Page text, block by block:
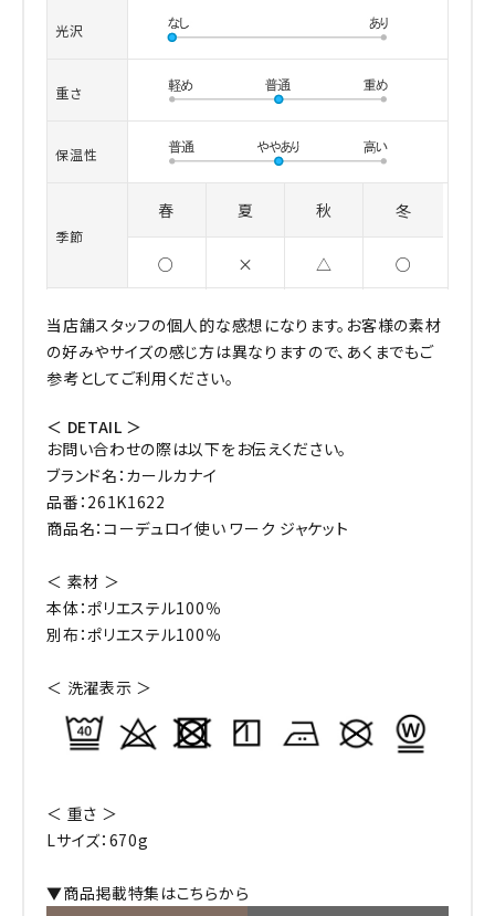
光沢
重さ
保温性
季節
春 夏 秋 冬
○ × △ ○
当店舗スタッフの個人的な感想になります。お客様の素材
の好みやサイズの感じ方は異なりますので、あくまでもご
参考としてご利用ください。
＜ DETAIL ＞
お問い合わせの際は以下をお伝えください。
ブランド名：カールカナイ
品番：261K1622
商品名：コーデュロイ使い ワーク ジャケット
＜ 素材 ＞
本体：ポリエステル100％
別布：ポリエステル100％
＜ 洗濯表示 ＞
＜ 重さ ＞
Lサイズ：670g
▼商品掲載特集はこちらから